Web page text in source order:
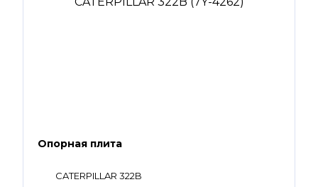
Опорная плита
CATERPILLAR 322B